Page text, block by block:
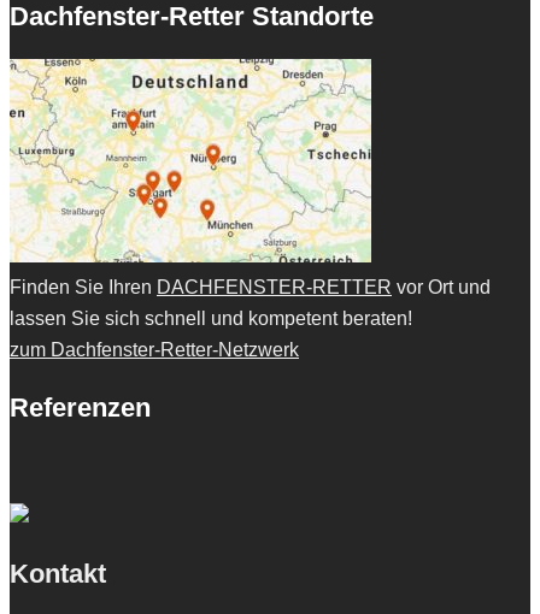
Dachfenster-Retter Standorte
Finden Sie Ihren DACHFENSTER-RETTER vor Ort und
lassen Sie sich schnell und kompetent beraten!
zum Dachfenster-Retter-Netzwerk
Referenzen
Kontakt